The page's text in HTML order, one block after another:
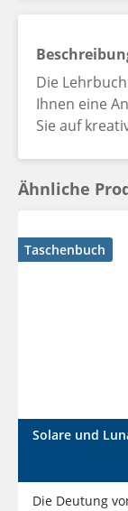
Die
Ihnen eine
Sie auf
Ähnliche
Taschenbuch
Solare und
Die Deutung